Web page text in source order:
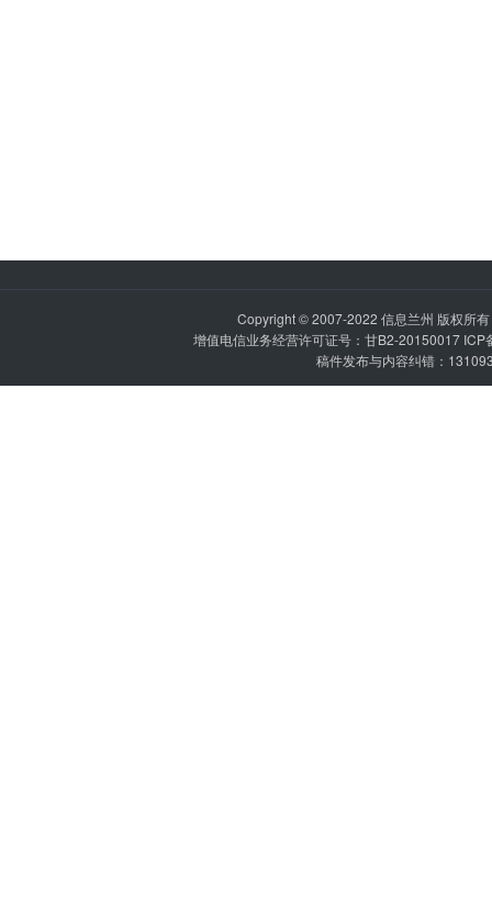
Copyright © 2007-2022 信息兰州 版权所
增值电信业务经营许可证号：甘B2-20150017 ICP
稿件发布与内容纠错：